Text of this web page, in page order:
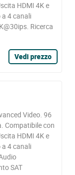
HDMI 4K e
4 canali
Ricerca
Vedi prezzo
Video. 96
Compatibile con
HDMI 4K e
4 canali
SAT